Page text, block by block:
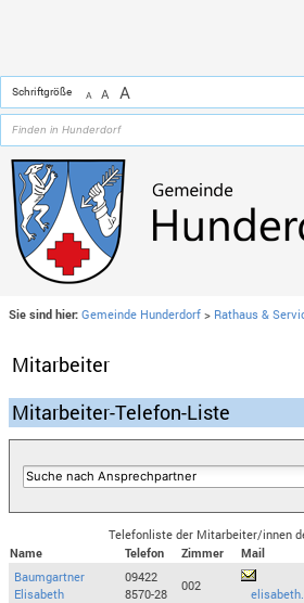
Schriftgröße A A A
Sie sind hier: Gemeinde Hunderdorf > Rathaus &
Mitarbeiter
Mitarbeiter-Telefon-Liste
Telefonliste der Mitarbeiter/innen
Name
Telefon Zimmer
Mail
Baumgartner
Elisabeth
09422
8570-28
002